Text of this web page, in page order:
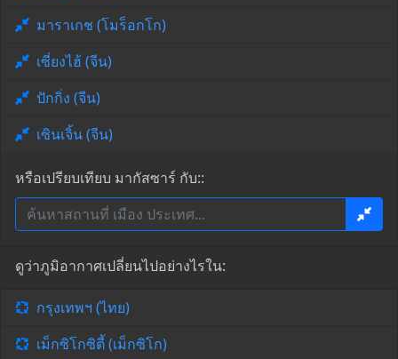
มาราเกช (โมร็อกโก)
เซี่ยงไฮ้ (จีน)
ปักกิ่ง (จีน)
เซินเจิ้น (จีน)
หรือเปรียบเทียบ มากัสซาร์ กับ::
ดูว่าภูมิอากาศเปลี่ยนไปอย่างไรใน:
กรุงเทพฯ (ไทย)
เม็กซิโกซิตี้ (เม็กซิโก)